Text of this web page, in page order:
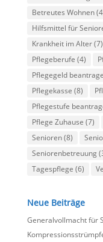
Betreutes Wohnen
Hilfsmittel für
Krankheit im Alter(7)
Pflegeberufe (4)
Pflegegeld
Pflegekasse (8)
Pflegestufe
Pflege Zuhause (7)
Senioren(8)
Seniorenbetreuung
Tagespflege (6)
Neue Beiträge
Generalvollmacht für